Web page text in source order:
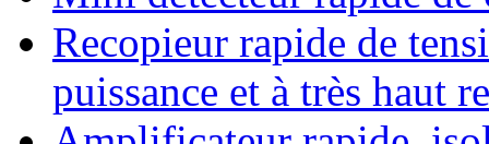
Recopieur rapide de
puissance et à très haut